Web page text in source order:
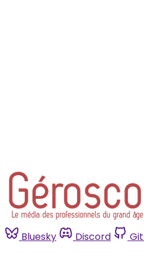
Bluesky Discord